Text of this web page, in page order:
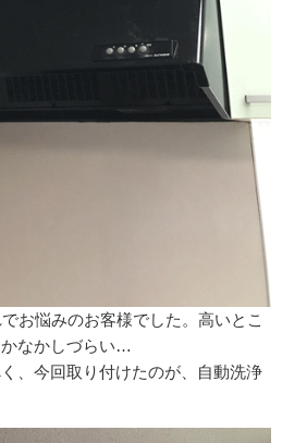
お悩みのお客様でした。高いとこ
なかしづらい…
、今回取り付けたのが、自動洗浄